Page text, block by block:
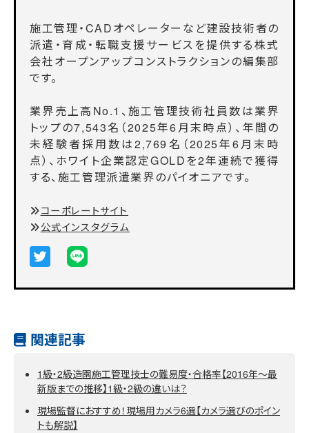
施工管理・CADオペレーターなど建設技術者の
派遣・育成・転職支援サービスを提供する株式
会社オープンアップコンストラクションの編集部
です。
業界売上高No.1、施工管理技術社員数は業界
トップの7,543名（2025年6月末時点）、年間の
未経験者採用数は2,769名（2025年6月末時
点）、ホワイト企業認定GOLDを2年連続で獲得
する、施工管理派遣業界のパイオニアです。
コーポレートサイト
公式インスタグラム
関連記事
1級・2級造園施工管理技士の難易度・合格率【2016年～最
新版までの推移】1級・2級の違いは？
現場監督におすすめ！現場用カメラ6選【カメラ選びのポイン
トも解説】